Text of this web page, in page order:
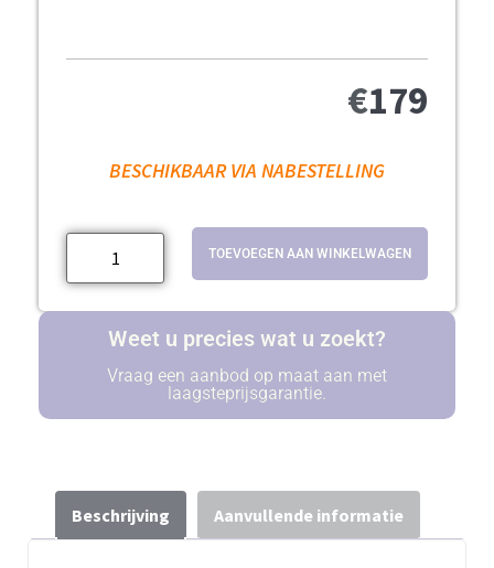
€179
BESCHIKBAAR VIA NABESTELLING
TOEVOEGEN AAN WINKELWAGEN
Weet u precies wat u zoekt?
Vraag een aanbod op maat aan met
laagsteprijsgarantie.
Beschrijving Aanvullende informatie